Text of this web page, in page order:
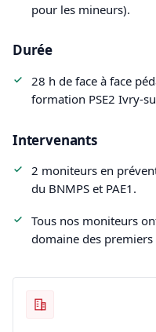
pour les mineurs).
Durée
28 h de face à face
formation PSE2 Ivry-
Intervenants
2 moniteurs en
du BNMPS et PAE1.
Tous nos moniteurs
domaine des premiers